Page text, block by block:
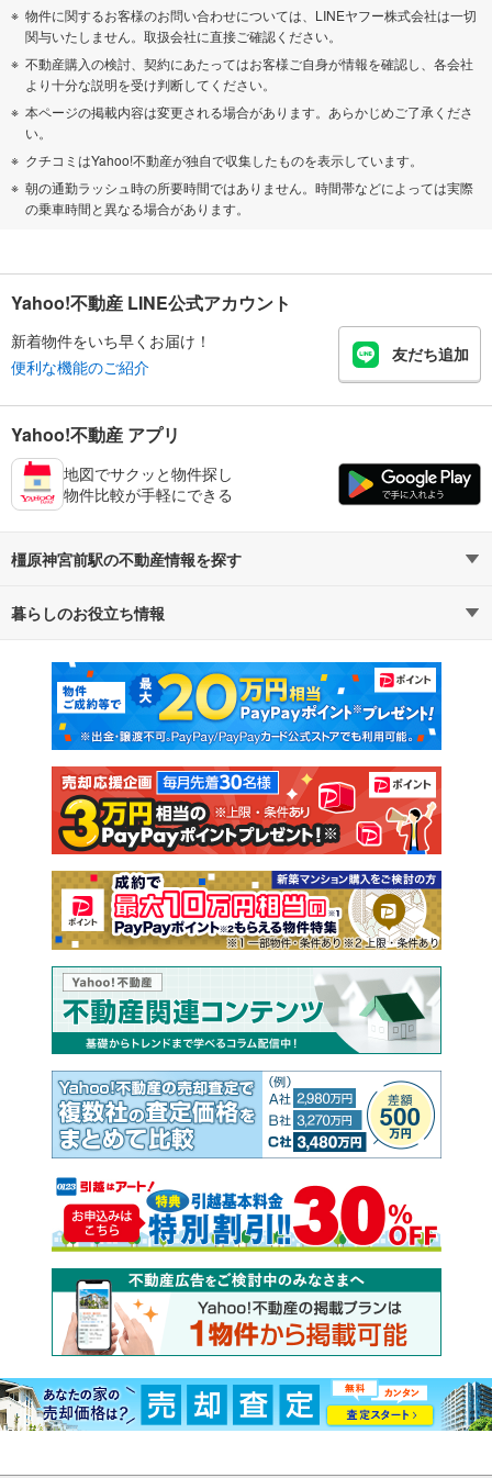
物件に関するお客様のお問い合わせについては、LINEヤフー株式会社は一切
関与いたしません。取扱会社に直接ご確認ください。
不動産購入の検討、契約にあたってはお客様ご自身が情報を確認し、各会社
より十分な説明を受け判断してください。
本ページの掲載内容は変更される場合があります。あらかじめご了承くださ
い。
クチコミはYahoo!不動産が独自で収集したものを表示しています。
朝の通勤ラッシュ時の所要時間ではありません。時間帯などによっては実際
の乗車時間と異なる場合があります。
Yahoo!不動産 LINE公式アカウント
新着物件をいち早くお届け！
便利な機能のご紹介
友だち追加
Yahoo!不動産 アプリ
地図でサクッと物件探し
物件比較が手軽にできる
橿原神宮前駅の不動産情報を探す
不動産・住宅
新築マンション 中古マンション
新築一戸建て 中古一戸建て
注文住宅 土地
売却査定
暮らしのお役立ち情報
マンションカタログ 教えて！住まいの先生